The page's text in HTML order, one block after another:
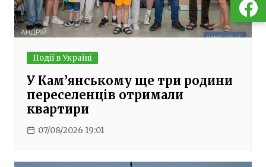
Події в Україні
У Кам’янському ще три родини
переселенців отримали
квартири
07/08/2026 19:01